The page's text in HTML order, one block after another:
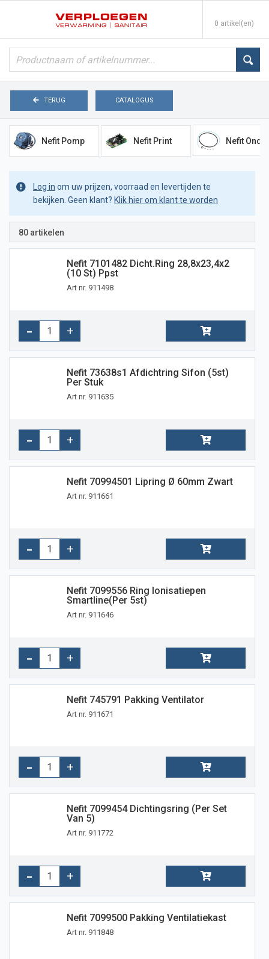
0 artikel(en)
TERUG CATALOGUS
Nefit Pomp Nefit Print Nefit
Log in om uw prijzen, voorraad en levertijden te
bekijken. Geen klant? Klik hier om klant te worden
80 artikelen
Nefit 7101482 Dicht.ring 28,8x23,4x2
(10 St) Ppst
Art nr. 911498
Nefit 73638s1 Afdichtring Sifon (5st)
Per Stuk
Art nr. 911635
Nefit 70994501 Lipring Ø 60mm Zwart
Art nr. 911661
Nefit 7099556 Ring Ionisatiepen
Smartline(per 5st)
Art nr. 911646
Nefit 745791 Pakking Ventilator
Art nr. 911671
Nefit 7099454 Dichtingsring (per Set
Van 5)
Art nr. 911772
Nefit 7099500 Pakking Ventilatiekast
Art nr. 911848